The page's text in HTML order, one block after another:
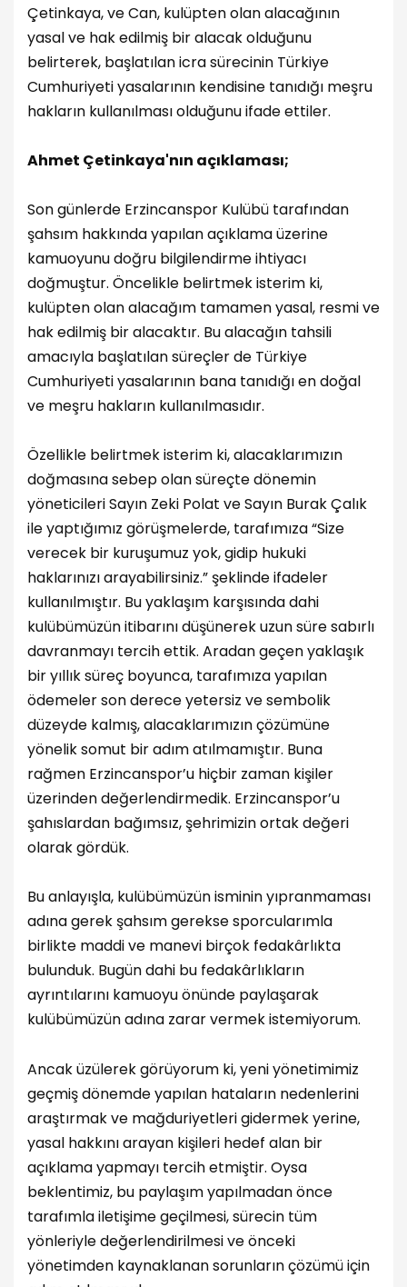
Çetinkaya, ve Can, kulüpten olan alacağının
yasal ve hak edilmiş bir alacak olduğunu
belirterek, başlatılan icra sürecinin Türkiye
Cumhuriyeti yasalarının kendisine tanıdığı meşru
hakların kullanılması olduğunu ifade ettiler.
Ahmet Çetinkaya'nın açıklaması;
Son günlerde Erzincanspor Kulübü tarafından
şahsım hakkında yapılan açıklama üzerine
kamuoyunu doğru bilgilendirme ihtiyacı
doğmuştur. Öncelikle belirtmek isterim ki,
kulüpten olan alacağım tamamen yasal, resmi ve
hak edilmiş bir alacaktır. Bu alacağın tahsili
amacıyla başlatılan süreçler de Türkiye
Cumhuriyeti yasalarının bana tanıdığı en doğal
ve meşru hakların kullanılmasıdır.
Özellikle belirtmek isterim ki, alacaklarımızın
doğmasına sebep olan süreçte dönemin
yöneticileri Sayın Zeki Polat ve Sayın Burak Çalık
ile yaptığımız görüşmelerde, tarafımıza “Size
verecek bir kuruşumuz yok, gidip hukuki
haklarınızı arayabilirsiniz.” şeklinde ifadeler
kullanılmıştır. Bu yaklaşım karşısında dahi
kulübümüzün itibarını düşünerek uzun süre sabırlı
davranmayı tercih ettik. Aradan geçen yaklaşık
bir yıllık süreç boyunca, tarafımıza yapılan
ödemeler son derece yetersiz ve sembolik
düzeyde kalmış, alacaklarımızın çözümüne
yönelik somut bir adım atılmamıştır. Buna
rağmen Erzincanspor’u hiçbir zaman kişiler
üzerinden değerlendirmedik. Erzincanspor’u
şahıslardan bağımsız, şehrimizin ortak değeri
olarak gördük.
Bu anlayışla, kulübümüzün isminin yıpranmaması
adına gerek şahsım gerekse sporcularımla
birlikte maddi ve manevi birçok fedakârlıkta
bulunduk. Bugün dahi bu fedakârlıkların
ayrıntılarını kamuoyu önünde paylaşarak
kulübümüzün adına zarar vermek istemiyorum.
Ancak üzülerek görüyorum ki, yeni yönetimimiz
geçmiş dönemde yapılan hataların nedenlerini
araştırmak ve mağduriyetleri gidermek yerine,
yasal hakkını arayan kişileri hedef alan bir
açıklama yapmayı tercih etmiştir. Oysa
beklentimiz, bu paylaşım yapılmadan önce
tarafımla iletişime geçilmesi, sürecin tüm
yönleriyle değerlendirilmesi ve önceki
yönetimden kaynaklanan sorunların çözümü için